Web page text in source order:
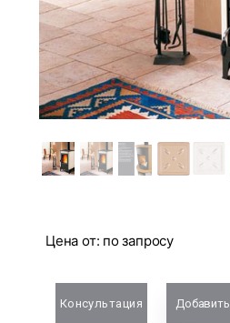
Цена от: по запросу
Консультация